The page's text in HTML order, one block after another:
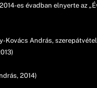
es évadban elnyerte az
Kovács András,
2014)